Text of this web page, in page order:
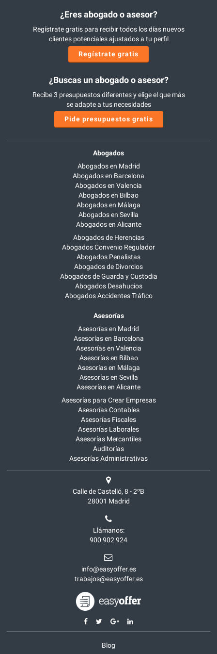
¿Eres abogado o asesor?
Regístrate gratis para recibir todos los días nuevos
clientes potenciales ajustados a tu perfil
Regístrate gratis
¿Buscas un abogado o asesor?
Recibe 3 presupuestos diferentes y elige el que más
se adapte a tus necesidades
Pide presupuestos gratis
Abogados
Abogados en Madrid
Abogados en Barcelona
Abogados en Valencia
Abogados en Bilbao
Abogados en Málaga
Abogados en Sevilla
Abogados en Alicante
Abogados de Herencias
Abogados Convenio Regulador
Abogados Penalistas
Abogados de Divorcios
Abogados de Guarda y Custodia
Abogados Desahucios
Abogados Accidentes Tráfico
Asesorías
Asesorías en Madrid
Asesorías en Barcelona
Asesorías en Valencia
Asesorías en Bilbao
Asesorías en Málaga
Asesorías en Sevilla
Asesorías en Alicante
Asesorías para Crear Empresas
Asesorías Contables
Asesorías Fiscales
Asesorías Laborales
Asesorías Mercantiles
Auditorías
Asesorías Administrativas
Calle de Castelló, 8 - 2ºB
28001 Madrid
Llámanos:
900 902 924
info@easyoffer.es
trabajos@easyoffer.es
Blog